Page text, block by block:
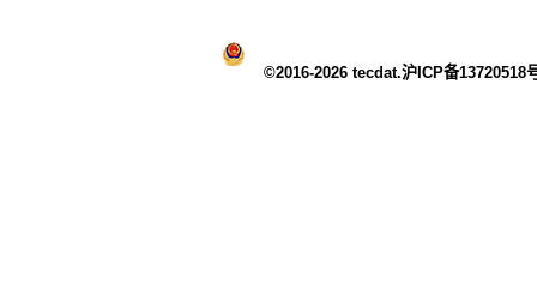
©2016-2026 tecdat.沪ICP备13720518